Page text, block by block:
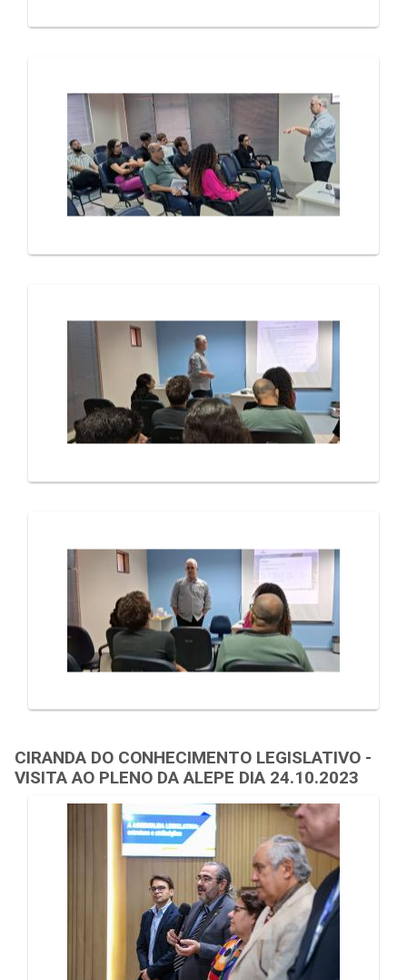
CIRANDA DO CONHECIMENTO LEGISLATIVO -
VISITA AO PLENO DA ALEPE DIA 24.10.2023
Galeria de Mídias